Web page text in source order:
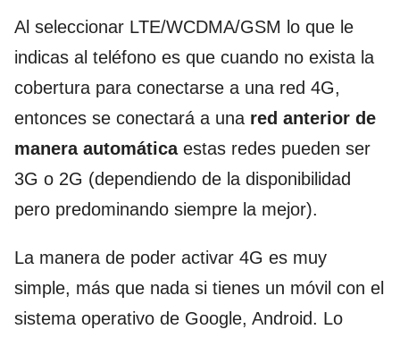
Al seleccionar LTE/WCDMA/GSM lo que le
indicas al teléfono es que cuando no exista la
cobertura para conectarse a una red 4G,
entonces se conectará a una red anterior de
manera automáticaestas redes pueden ser
3G o 2G (dependiendo de la disponibilidad
pero predominando siempre la mejor).
La manera de poder activar 4G es muy
simple, más que nada si tienes un móvil con el
sistema operativo de Google, Android. Lo